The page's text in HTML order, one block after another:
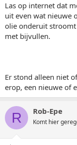
Las op internet dat
uit even wat nieuwe
olie onderuit stroomt
met bijvullen.
Er stond alleen niet
erop, een nieuwe of
R Rob-Epe
Komt hier